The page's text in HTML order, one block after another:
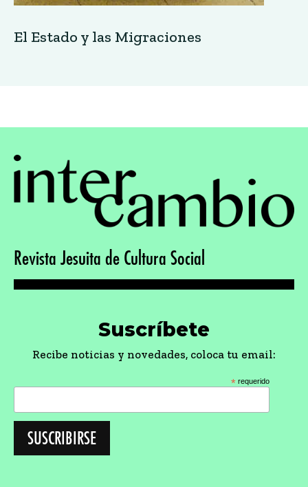
El Estado y las Migraciones
Revista Jesuita de Cultura Social
Suscríbete
Recibe noticias y novedades, coloca tu email:
* requerido